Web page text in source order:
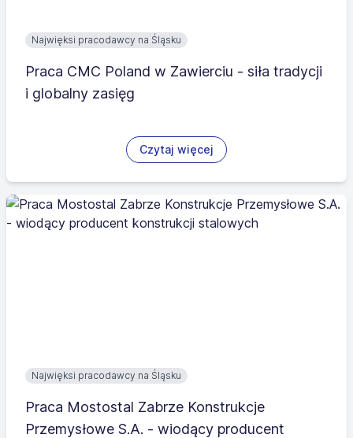
Najwięksi pracodawcy na Śląsku
Praca CMC Poland w Zawierciu - siła tradycji
i globalny zasięg
Czytaj więcej
Najwięksi pracodawcy na Śląsku
Praca Mostostal Zabrze Konstrukcje
Przemysłowe S.A. - wiodący producent